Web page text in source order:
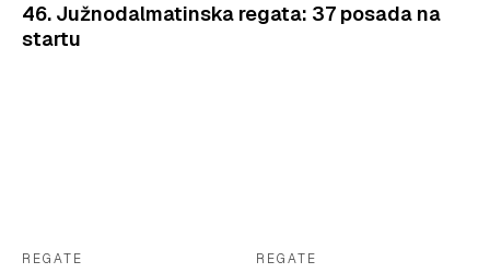
46. Južnodalmatinska regata: 37 posada na
startu
REGATE REGATE